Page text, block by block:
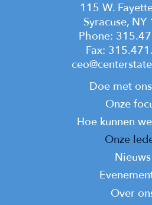
115 W.
Syracuse,
Phone:
Fax:
Doe met
Onze
Hoe kunnen
Onze
Nieuws
Over